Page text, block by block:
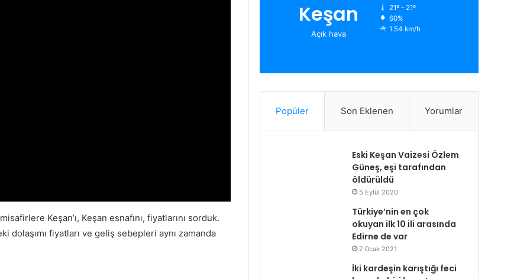
Keşan’ı, Keşan esnafını, fiyatlarını sorduk.
dolaşımı fiyatları ve geliş sebepleri aynı zamanda
Keşan
Açık hava
21º - 21º
60%
1.54 km/h
Popüler Son Eklenen Yorumlar
Eski Keşan Vaizesi Özlem
Güneş, eşi tarafından
öldürüldü
5 Eylül 2020
Türkiye’nin en çok
okuyan ilk 10 ili arasında
Edirne de var
7 Ocak 2021
İki kardeşin karıştığı feci